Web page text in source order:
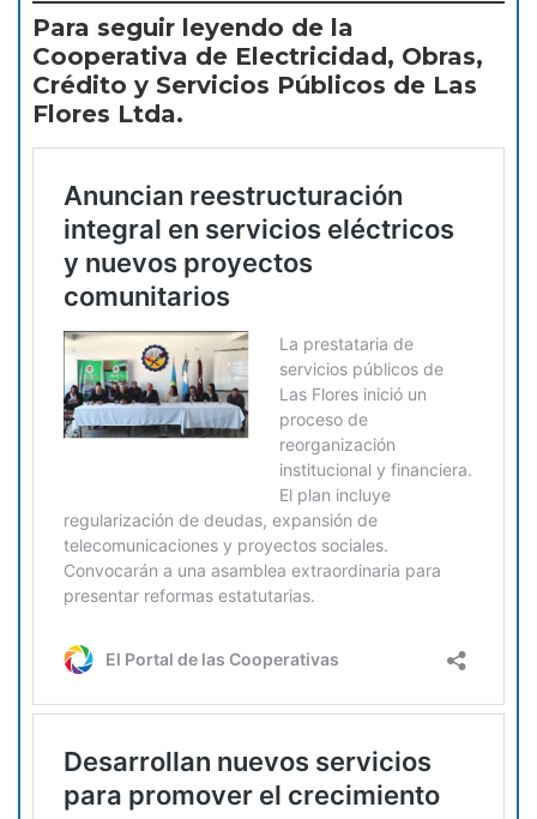
Para seguir leyendo de la
Cooperativa de Electricidad, Obras,
Crédito y Servicios Públicos de Las
Flores Ltda.